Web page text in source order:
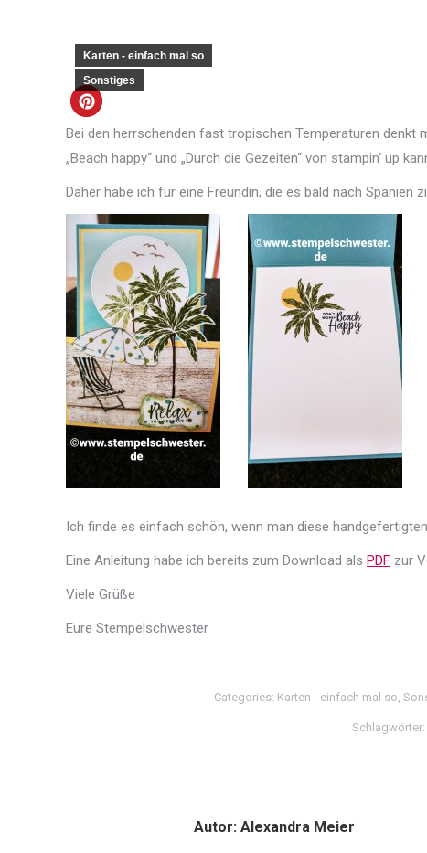
Karten - einfach mal so
Sonstiges
Bei den herrschenden fast tropischen Temperaturen denkt
„Beach happy“ und „Durch die Gezeiten“ von stampin‘ up
Daher habe ich für eine Freundin, die es bald nach Spanien
Ich finde es einfach schön, wenn man diese
Eine Anleitung habe ich bereits zum Download als PDF zur
Viele Grüße
Eure Stempelschwester
Categories: Karten - einfach mal so,
Schlagwörter:
Autor: Alexandra Meier